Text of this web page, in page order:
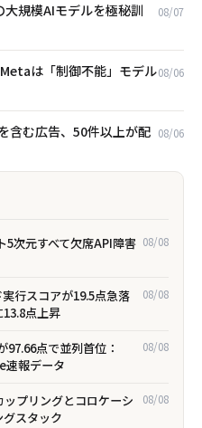
規模AIモデルを極秘訓
08/07
は「制御不能」モデル08/06
含む広告、50件以上が配 08/06
元すべて欠席――API障害 08/08
行スコアが19.5点急落
点上昇
08/08
点で並列首位：
速報データ
08/08
プリングとコロケーシ
スタック
08/08